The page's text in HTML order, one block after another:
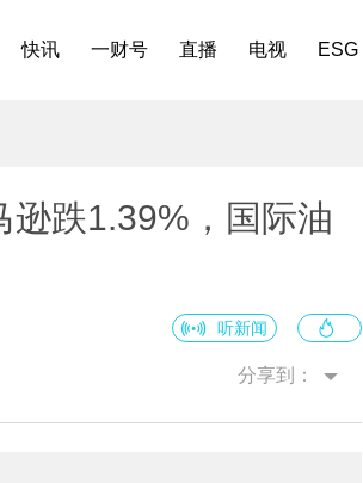
快讯 一财号 直播 电视 ESG
逊跌1.39%，国际油
听新闻
分享到：